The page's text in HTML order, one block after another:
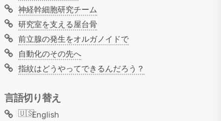
神経幹細胞研究チーム
研究室を支える屋台骨
前立腺の発生をオルガノイドで
自動化のその先へ
指紋はどうやってできるんだろう？
言語切り替え
English